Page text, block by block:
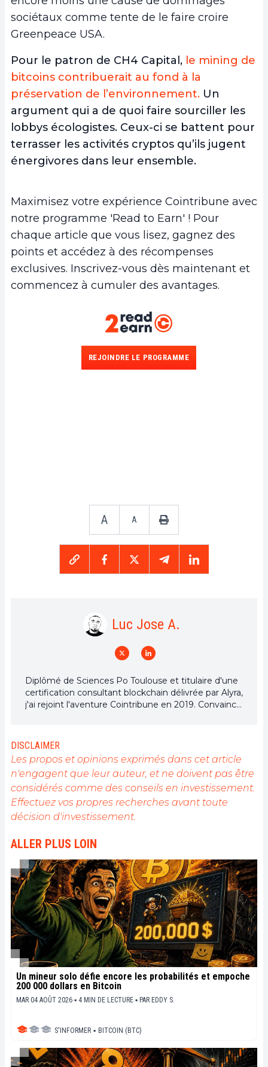
sociétaux comme tente de le faire croire
Greenpeace USA.
Pour le patron de CH4 Capital, le mining de
bitcoins contribuerait au fond à la
préservation de l’environnement. Un
argument qui a de quoi faire sourciller les
lobbys écologistes. Ceux-ci se battent pour
terrasser les activités cryptos qu’ils jugent
énergivores dans leur ensemble.
Maximisez votre expérience Cointribune avec
notre programme 'Read to Earn' ! Pour
chaque article que vous lisez, gagnez des
points et accédez à des récompenses
exclusives. Inscrivez-vous dès maintenant et
commencez à cumuler des avantages.
REJOINDRE LE PROGRAMME
A A
Luc Jose A.
Diplômé de Sciences Po Toulouse et titulaire d'une
certification consultant blockchain délivrée par Alyra,
j'ai rejoint l'aventure Cointribune en 2019. Convaincu
l'engagement de sensibiliser et d'informer le grand
public sur cet écosystème en constante évolution.
Mon objectif est de permettre à chacun de mieux
comprendre la blockchain et de saisir les
opportunités qu'elle offre. Je m'efforce chaque jour
de fournir une analyse objective de l'actualité, de
décrypter les tendances du marché, de relayer les
sociétaux de cette révolution en marche.
DISCLAIMER
Les propos et opinions exprimés dans cet article
n'engagent que leur auteur, et ne doivent pas être
considérés comme des conseils en investissement.
Effectuez vos propres recherches avant toute
décision d'investissement.
ALLER PLUS LOIN
Un mineur solo défie encore les probabilités et empoche
200 000 dollars en Bitcoin
MAR 04 AOÛT 2026 ▪ 4 MIN DE LECTURE ▪ PAR EDDY S.
S'INFORMER ▪ BITCOIN (BTC)